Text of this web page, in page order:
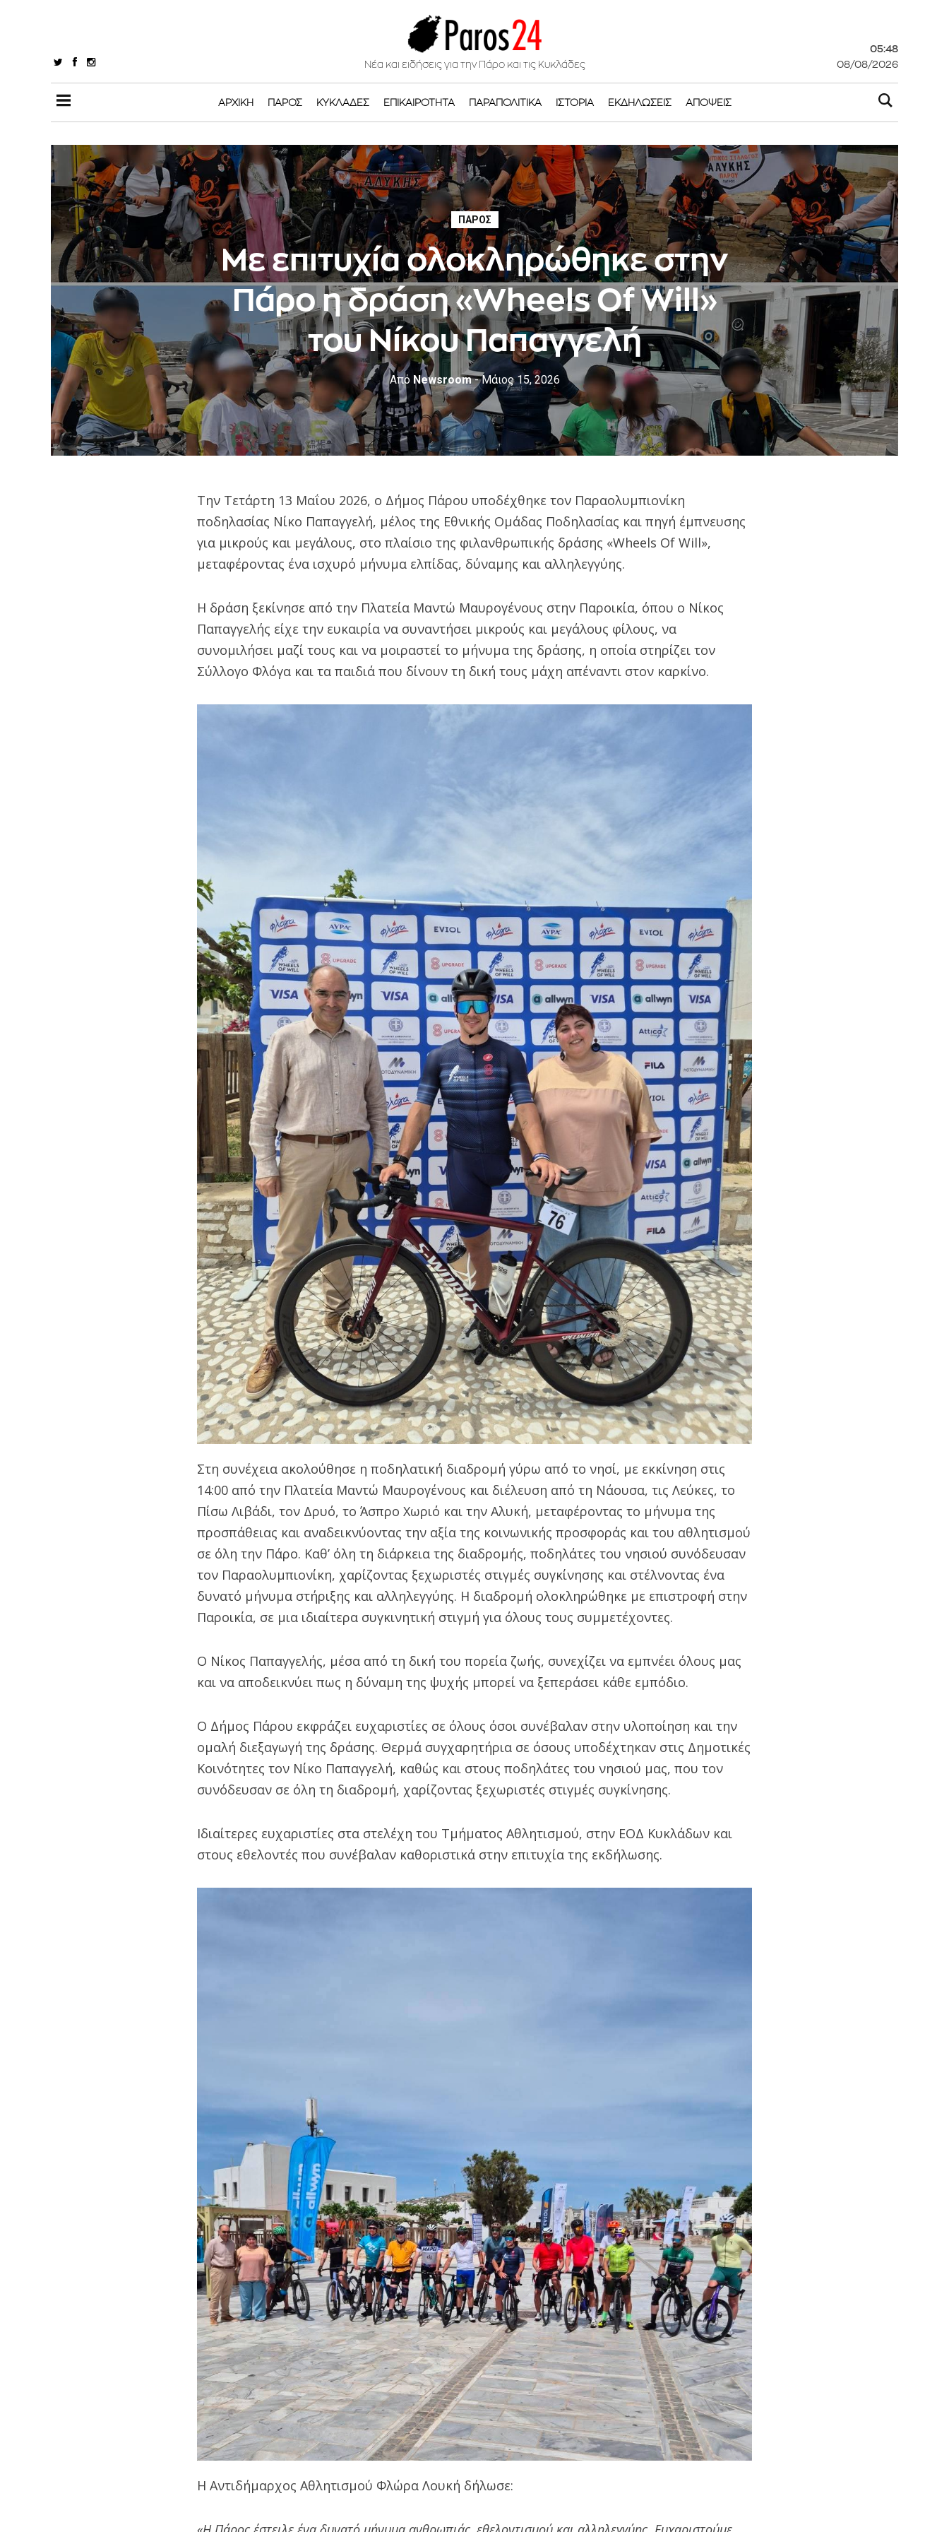
Νέα και ειδήσεις για την Πάρο και τις Κυκλάδες
05:48
08/08/2026
ΑΡΧΙΚΉ ΠΆΡΟΣ ΚΥΚΛΆΔΕΣ ΕΠΙΚΑΙΡΌΤΗΤΑ ΠΑΡΑΠΟΛΙΤΙΚΆ ΙΣΤΟΡΊΑ ΕΚΔΗΛΏΣΕΙΣ ΑΠΌΨΕΙΣ
ΠΆΡΟΣ
Με επιτυχία ολοκληρώθηκε στην
Πάρο η δράση «Wheels Of Will»
του Νίκου Παπαγγελή
ΑπόNewsroom - Μάιος 15, 2026
Την Τετάρτη 13 Μαΐου 2026, ο Δήμος Πάρου υποδέχθηκε τον Παραολυμπιονίκη
ποδηλασίας Νίκο Παπαγγελή, μέλος της Εθνικής Ομάδας Ποδηλασίας και πηγή έμπνευσης
για μικρούς και μεγάλους, στο πλαίσιο της φιλανθρωπικής δράσης «Wheels Of Will»,
μεταφέροντας ένα ισχυρό μήνυμα ελπίδας, δύναμης και αλληλεγγύης.
Η δράση ξεκίνησε από την Πλατεία Μαντώ Μαυρογένους στην Παροικία, όπου ο Νίκος
Παπαγγελής είχε την ευκαιρία να συναντήσει μικρούς και μεγάλους φίλους, να
συνομιλήσει μαζί τους και να μοιραστεί το μήνυμα της δράσης, η οποία στηρίζει τον
Σύλλογο Φλόγα και τα παιδιά που δίνουν τη δική τους μάχη απέναντι στον καρκίνο.
Στη συνέχεια ακολούθησε η ποδηλατική διαδρομή γύρω από το νησί, με εκκίνηση στις
14:00 από την Πλατεία Μαντώ Μαυρογένους και διέλευση από τη Νάουσα, τις Λεύκες, το
Πίσω Λιβάδι, τον Δρυό, το Άσπρο Χωριό και την Αλυκή, μεταφέροντας το μήνυμα της
προσπάθειας και αναδεικνύοντας την αξία της κοινωνικής προσφοράς και του αθλητισμού
σε όλη την Πάρο. Καθ’ όλη τη διάρκεια της διαδρομής, ποδηλάτες του νησιού συνόδευσαν
τον Παραολυμπιονίκη, χαρίζοντας ξεχωριστές στιγμές συγκίνησης και στέλνοντας ένα
δυνατό μήνυμα στήριξης και αλληλεγγύης. Η διαδρομή ολοκληρώθηκε με επιστροφή στην
Παροικία, σε μια ιδιαίτερα συγκινητική στιγμή για όλους τους συμμετέχοντες.
Ο Νίκος Παπαγγελής, μέσα από τη δική του πορεία ζωής, συνεχίζει να εμπνέει όλους μας
και να αποδεικνύει πως η δύναμη της ψυχής μπορεί να ξεπεράσει κάθε εμπόδιο.
Ο Δήμος Πάρου εκφράζει ευχαριστίες σε όλους όσοι συνέβαλαν στην υλοποίηση και την
ομαλή διεξαγωγή της δράσης. Θερμά συγχαρητήρια σε όσους υποδέχτηκαν στις Δημοτικές
Κοινότητες τον Νίκο Παπαγγελή, καθώς και στους ποδηλάτες του νησιού μας, που τον
συνόδευσαν σε όλη τη διαδρομή, χαρίζοντας ξεχωριστές στιγμές συγκίνησης.
Ιδιαίτερες ευχαριστίες στα στελέχη του Τμήματος Αθλητισμού, στην ΕΟΔ Κυκλάδων και
στους εθελοντές που συνέβαλαν καθοριστικά στην επιτυχία της εκδήλωσης.
Η Αντιδήμαρχος Αθλητισμού Φλώρα Λουκή δήλωσε: